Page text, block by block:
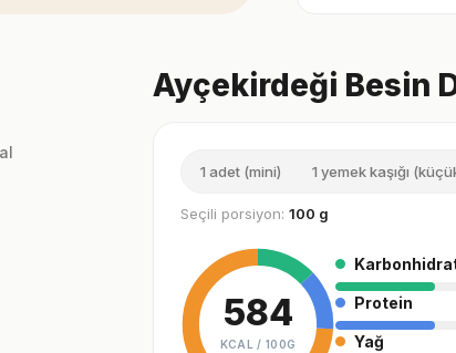
Ayçekirdeği Besin
1 adet (mini) 1 yemek kaşığı
Seçili porsiyon: 100 g
584
KCAL / 100G
Protein
Yağ